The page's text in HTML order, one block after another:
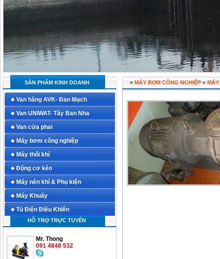
SẢN PHẨM KINH DOANH
Van hãng AVK- Đan Mạch
Van UNIWAT- Tây Ban Nha
Van cửa phai
Máy bơm công nghiệp
Máy thổi khí
Động cơ kéo
Máy nén khí & Phụ kiện
Máy Khuấy
Tủ Điện Điều Khiển
HỖ TRỢ TRỰC TUYẾN
Mr. Thong
091 4848 532
» MÁY BƠM CÔNG NGHIỆP »